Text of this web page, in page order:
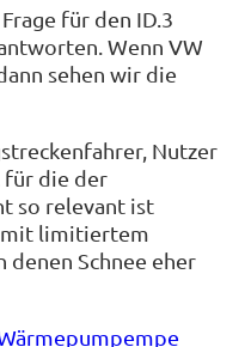
für den ID.3
Wenn VW
sehen wir die
Nutzer
für die der
so relevant ist
mit limitiertem
denen Schnee eher